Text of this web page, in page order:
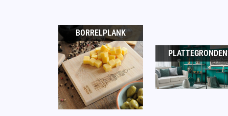
BORRELPLANK
PLATTEGRONDEN